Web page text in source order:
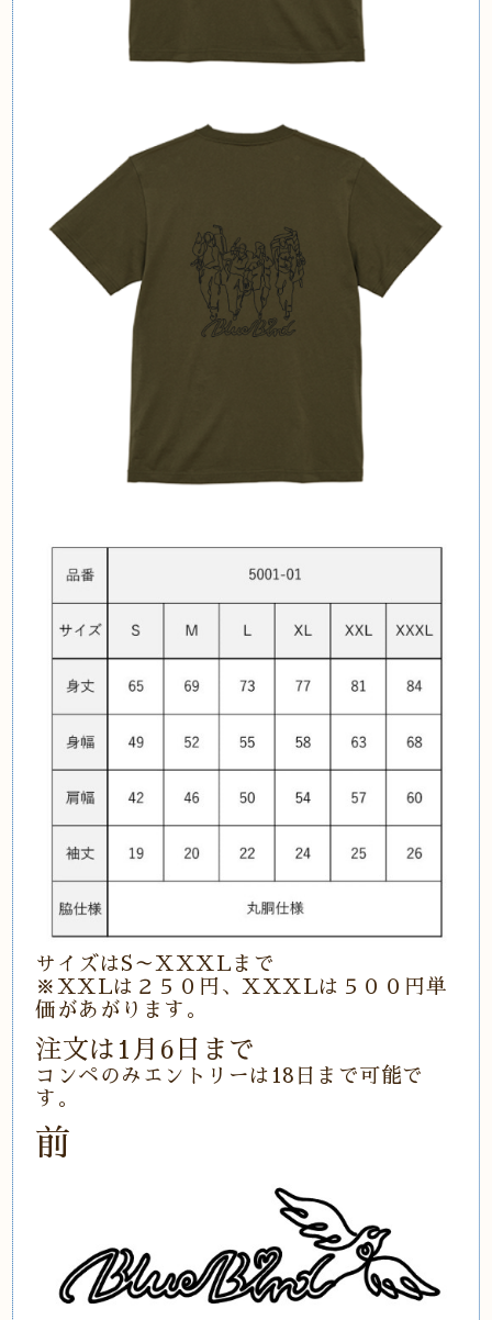
サイズはS～XXXLまで
※XXLは２５０円、XXXLは５００円単
価があがります。
注文は1月6日まで
コンペのみエントリーは18日まで可能で
す。
前